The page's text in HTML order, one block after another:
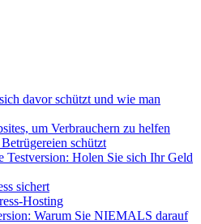
davor schützt und wie man
um Verbrauchern zu helfen
schützt
Testversion: Holen Sie sich Ihr Geld
sichert
Hosting
Warum Sie NIEMALS darauf